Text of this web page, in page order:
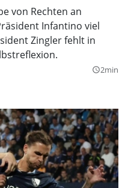
von Rechten an
Infantino viel
Zingler fehlt in
query_builder2min